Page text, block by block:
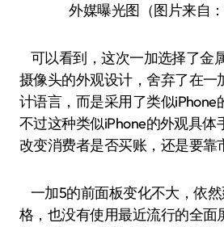
外媒曝光图（图片来自：
可以看到，这次一加选择了金
摄像头的外观设计，舍弃了在一
计语言，而是采用了类似iPhone
不过这种类似iPhone的外观具体
改变消费者是否买账，还是要靠
一加5的前面板变化不大，依
格，也没有使用最近流行的全面